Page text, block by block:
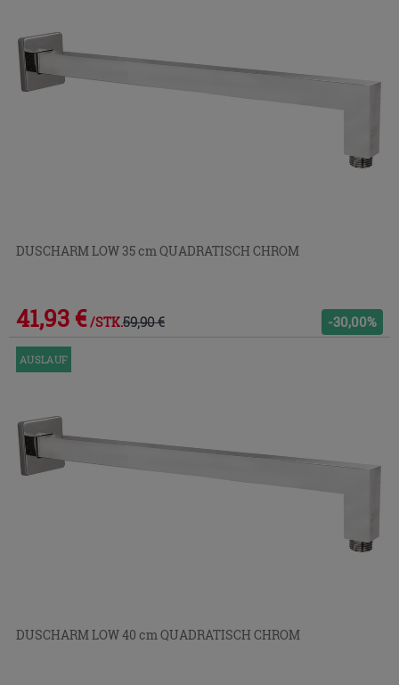
DUSCHARM LOW 35 cm QUADRATISCH CHROM
41,93 € /STK.59,90 € -30,00%
AUSLAUF
DUSCHARM LOW 40 cm QUADRATISCH CHROM